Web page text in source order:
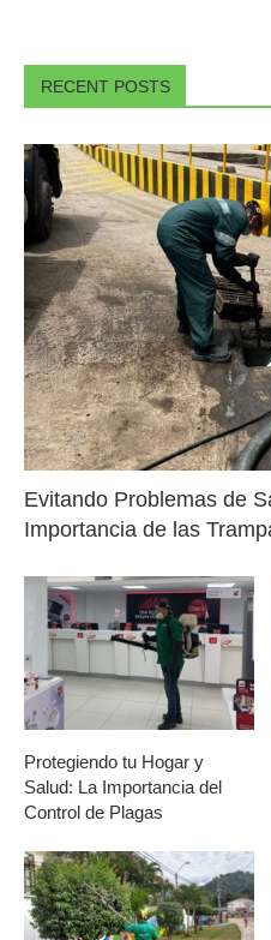
RECENT POSTS
Evitando Problemas de
Importancia de las
Protegiendo tu Hogar y
Salud: La Importancia del
Control de Plagas